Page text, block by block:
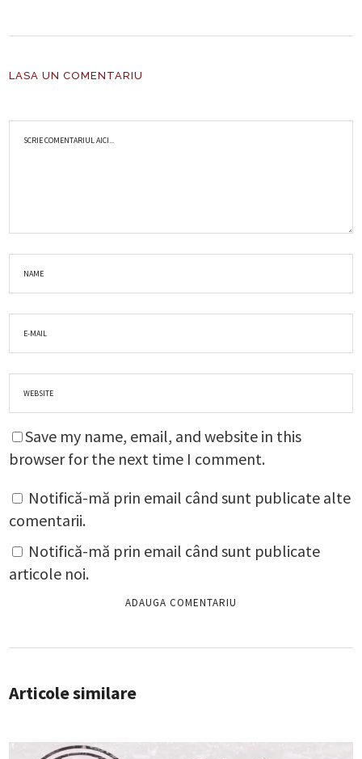
LASA UN COMENTARIU
Save my name, email, and website in this
browser for the next time I comment.
Notifică-mă prin email când sunt publicate alte
comentarii.
Notifică-mă prin email când sunt publicate
articole noi.
Articole similare